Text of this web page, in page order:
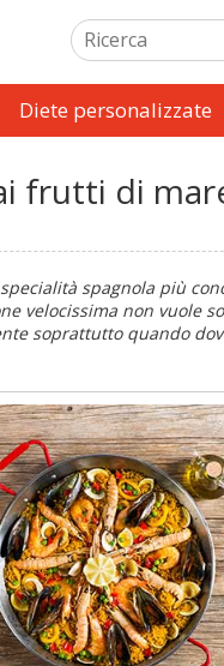
Diete personalizzate
frutti di
spagnola più
velocissima non vuole
soprattutto quando